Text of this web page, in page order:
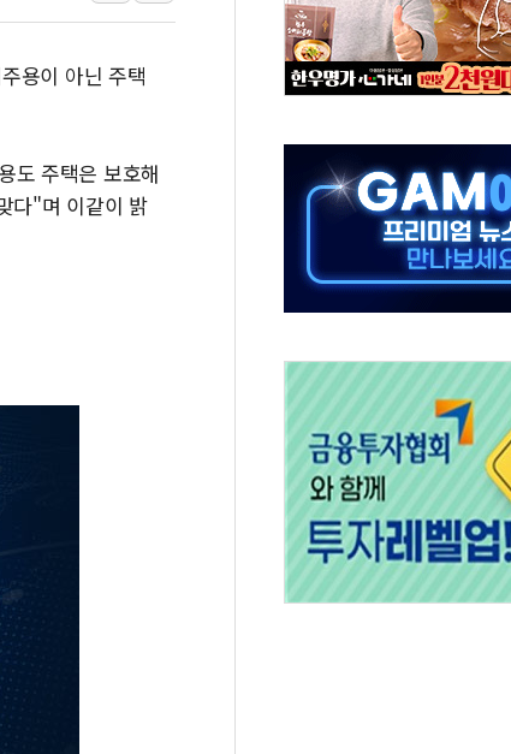
전술, 중남미 콜롬비아에 새 안보 위기… 반군·마약카르텔이 습득해
산기지 누출, 백린 아닌 무해한 표면 부식 물질"
리업체서 불 2시간30여분만에 진화...외국인 노동자 숨져
는 '불금전파, 송정' 시즌2
용이 아닌 주택
도 주택은 보호해
다"며 이같이 밝